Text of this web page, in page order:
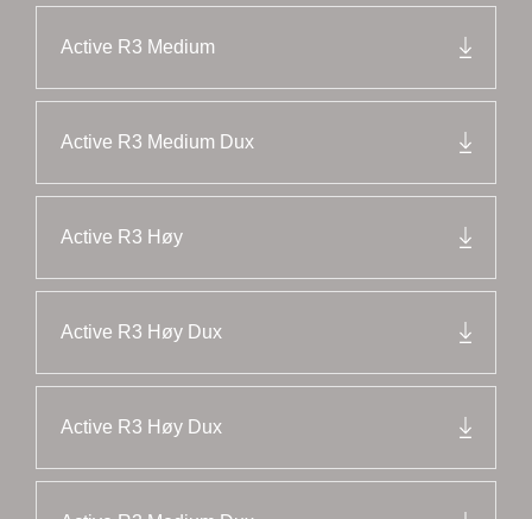
Active R3 Medium
Active R3 Medium Dux
Active R3 Høy
Active R3 Høy Dux
Active R3 Høy Dux